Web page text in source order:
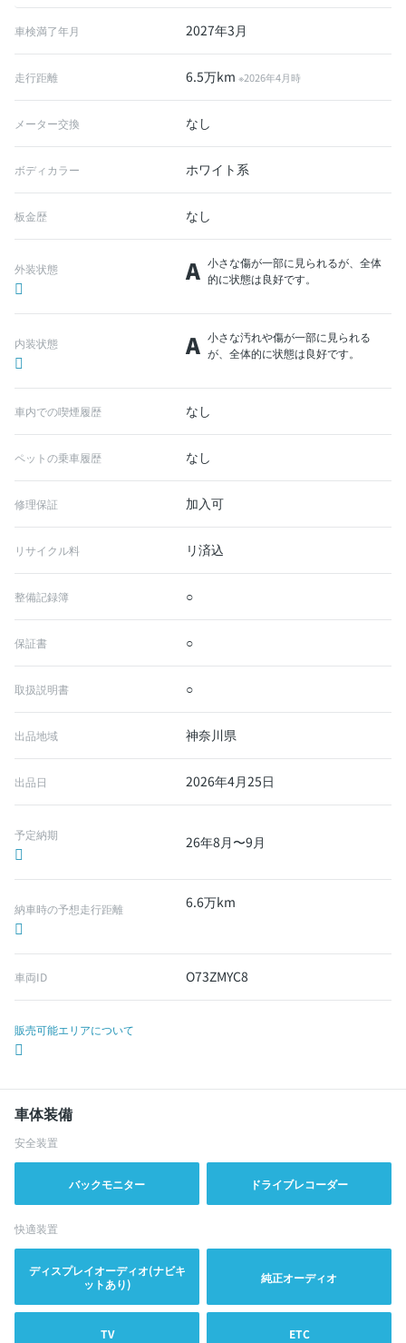
車検満了年月 2027年3月
走行距離 6.5万km※2026年4月時
メーター交換 なし
ボディカラー ホワイト系
板金歴 なし
外装状態 A 小さな傷が一部に見られるが、全体
的に状態は良好です。
内装状態 A 小さな汚れや傷が一部に見られる
が、全体的に状態は良好です。
車内での喫煙履歴 なし
ペットの乗車履歴 なし
修理保証 加入可
リサイクル料 リ済込
整備記録簿 ○
保証書 ○
取扱説明書 ○
出品地域 神奈川県
出品日 2026年4月25日
予定納期 26年8月〜9月
納車時の予想走行距離 6.6万km
車両ID O73ZMYC8
販売可能エリアについて
車体装備
安全装置
バックモニター ドライブレコーダー
快適装置
ディスプレイオーディオ(ナビキ
ットあり)
純正オーディオ
TV ETC